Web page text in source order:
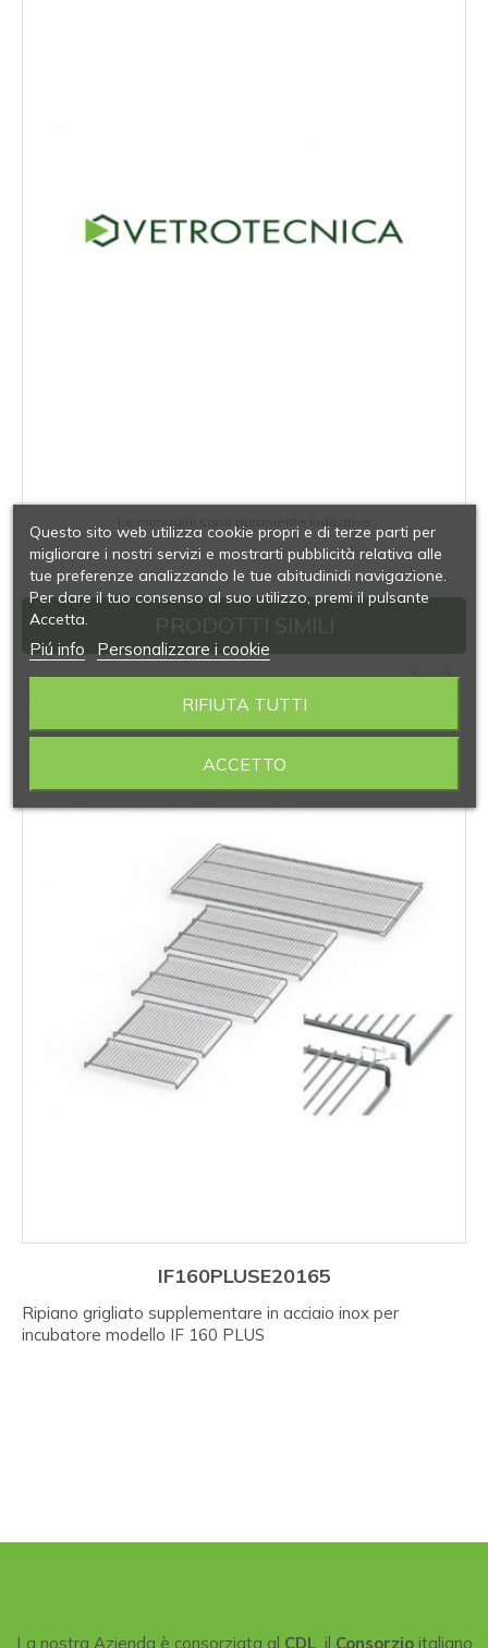
IF160PLUSE20165
Ripiano grigliato supplementare in acciaio inox per
incubatore modello IF 160 PLUS
La nostra Azienda è consorziata al CDL , il Consorzioitaliano
Questo sito web utilizza cookie propri e di terze parti per
migliorare i nostri servizi e mostrarti pubblicità relativa alle
tue preferenze analizzando le tue abitudinidi navigazione.
Per dare il tuo consenso al suo utilizzo, premi il pulsante
Accetta.
Piú info Personalizzare i cookie
RIFIUTA TUTTI
ACCETTO